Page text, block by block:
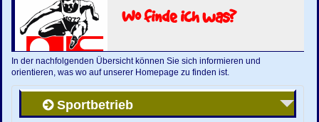
Wo finde ich was?
In der nachfolgenden Übersicht können Sie sich informieren und
orientieren, was wo auf unserer Homepage zu finden ist.
Sportbetrieb